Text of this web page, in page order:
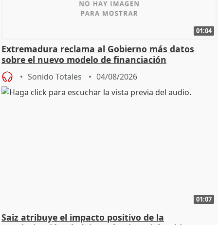
01:04
Extremadura reclama al Gobierno más datos
sobre el nuevo modelo de financiación
Sonido Totales 04/08/2026
01:07
Saiz atribuye el impacto positivo de la